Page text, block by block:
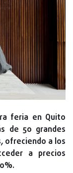
feria en Quito
de 50 grandes
ofreciendo a los
a precios